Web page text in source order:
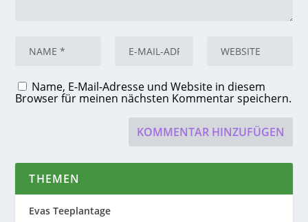
Name, E-Mail-Adresse und Website in diesem
Browser für meinen nächsten Kommentar speichern.
THEMEN
Evas Teeplantage